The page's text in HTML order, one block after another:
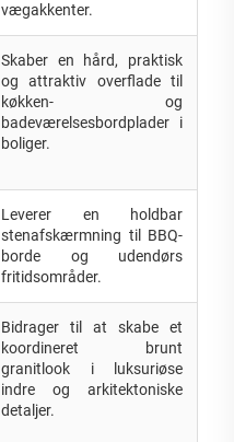
vægakkenter.
Skaber en hård, praktisk
og attraktiv overflade til
køkken- og
badeværelsesbordplader i
boliger.
Leverer en holdbar
stenafskærmning til BBQ-
borde og udendørs
fritidsområder.
Bidrager til at skabe et
koordineret brunt
granitlook i luksuriøse
indre og arkitektoniske
detaljer.